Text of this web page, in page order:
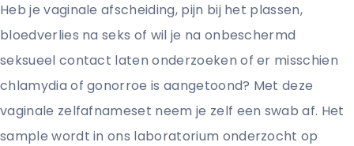
Heb je vaginale afscheiding, pijn bij het plassen,
bloedverlies na seks of wil je na onbeschermd
seksueel contact laten onderzoeken of er misschien
chlamydia of gonorroe is aangetoond? Met deze
vaginale zelfafnameset neem je zelf een swab af. Het
sample wordt in ons laboratorium onderzocht op